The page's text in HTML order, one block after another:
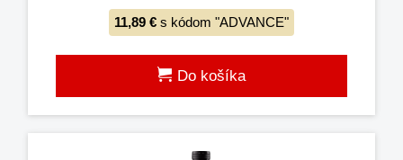
11,89 €s kódom "ADVANCE"
Do košíka